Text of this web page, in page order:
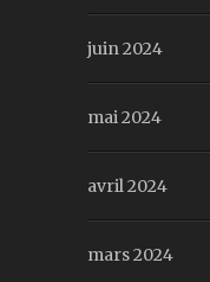
juin 2024
mai 2024
avril 2024
mars 2024